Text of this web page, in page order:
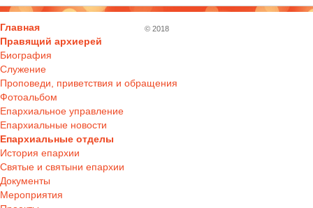
Главная
Правящий архиерей
Биография
Служение
Проповеди, приветствия и обращения
Фотоальбом
Епархиальное управление
Епархиальные новости
Епархиальные отделы
История епархии
Святые и святыни епархии
Документы
Мероприятия
© 2018